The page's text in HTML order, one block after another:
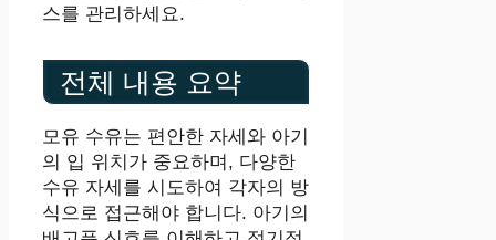
스를 관리하세요.
전체 내용 요약
모유 수유는 편안한 자세와 아기
의 입 위치가 중요하며, 다양한
수유 자세를 시도하여 각자의 방
식으로 접근해야 합니다. 아기의